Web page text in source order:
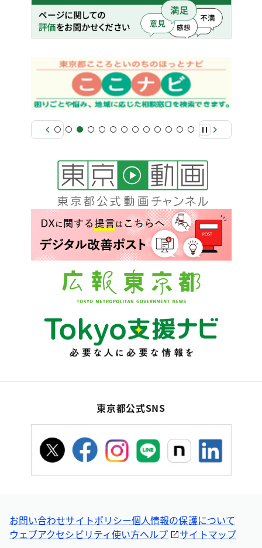
東京都公式SNS
お問い合わせサイトポリシー個人情報の保護について
ウェブアクセシビリティ使い方ヘルプ サイトマップ